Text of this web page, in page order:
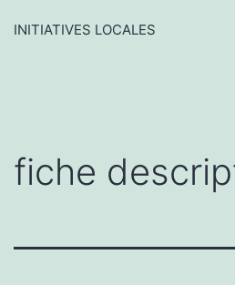
contenu
INITIATIVES LOCALES
fiche